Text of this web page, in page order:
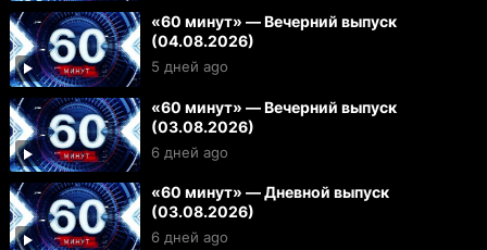
«60 минут» — Вечерний выпуск
(04.08.2026)
5 дней ago
«60 минут» — Вечерний выпуск
(03.08.2026)
6 дней ago
«60 минут» — Дневной выпуск
(03.08.2026)
6 дней ago